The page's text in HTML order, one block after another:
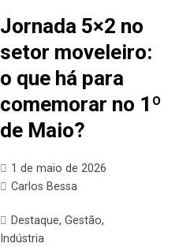
Jornada 5×2 no
setor moveleiro:
o que há para
comemorar no 1º
de Maio?
1 de maio de 2026
Carlos Bessa
Destaque, Gestão,
Indústria